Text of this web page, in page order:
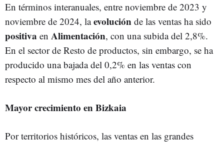
En términos interanuales, entre noviembre de 2023 y
noviembre de 2024, laevolución de las ventas ha sido
positiva en Alimentación, con una subida del 2,8%.
En el sector de Resto de productos, sin embargo, se ha
producido una bajada del 0,2% en las ventas con
respecto al mismo mes del año anterior.
Mayor crecimiento en Bizkaia
Por territorios históricos, las ventas en las grandes